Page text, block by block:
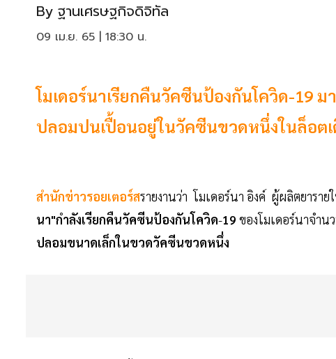
By ฐานเศรษฐกิจดิจิทัล
09 เม.ย. 65 | 18:30 น.
โมเดอร์นาเรียกคืนวัคซีนป้องกันโควิด-19
ปลอมปนเปื้อนอยู่ในวัคซีนขวดหนึ่งในล็อต
สำนักข่าวรอยเตอร์สรายงานว่า โมเดอร์นา อิงค์ ผู้ผลิตยารา
นา"กำลังเรียกคืนวัคซีนป้องกันโควิด-19 ของโมเดอร์นาจำ
ปลอมขนาดเล็กในขวดวัคซีนขวดหนึ่ง